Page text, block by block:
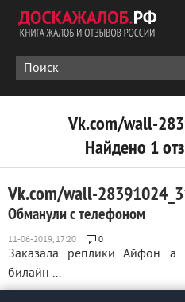
Vk.com/wall-
Найдено 1
Vk.com/wall-
Обманули с телефоном
0
Заказала реплики Айфон
билайн ...